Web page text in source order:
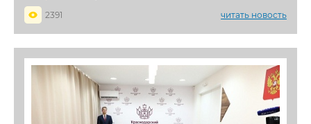
2391
читать новость